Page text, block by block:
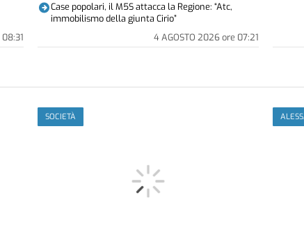
08:31 4 AGOSTO 2026ore 07:21
Case popolari, il M5S attacca la Regione: “Atc,
immobilismo della giunta Cirio”
SOCIETÀ